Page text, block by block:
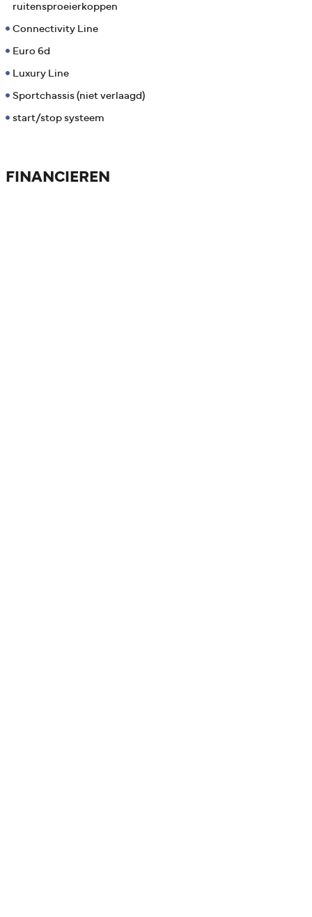
ruitensproeierkoppen
Connectivity Line
Euro 6d
Luxury Line
Sportchassis (niet verlaagd)
start/stop systeem
FINANCIEREN